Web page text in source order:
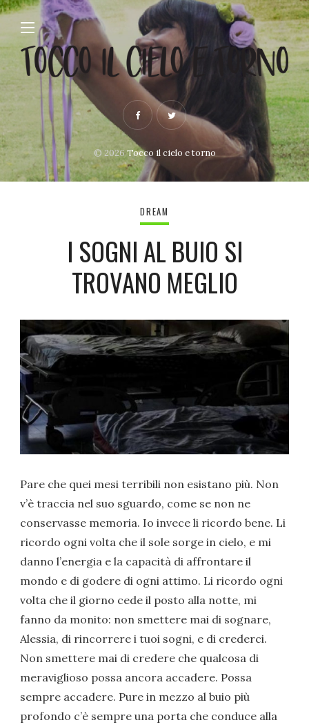
© 2026Tocco il cielo e torno
DREAM
I SOGNI AL BUIO SI
TROVANO MEGLIO
Pare che quei mesi terribili non esistano più. Non
v’è traccia nel suo sguardo, come se non ne
conservasse memoria. Io invece li ricordo bene. Li
ricordo ogni volta che il sole sorge in cielo, e mi
danno l’energia e la capacità di affrontare il
mondo e di godere di ogni attimo. Li ricordo ogni
volta che il giorno cede il posto alla notte, mi
fanno da monito: non smettere mai di sognare,
Alessia, di rincorrere i tuoi sogni, e di crederci.
Non smettere mai di credere che qualcosa di
meraviglioso possa ancora accadere. Possa
sempre accadere. Pure in mezzo al buio più
profondo c’è sempre una porta che conduce alla